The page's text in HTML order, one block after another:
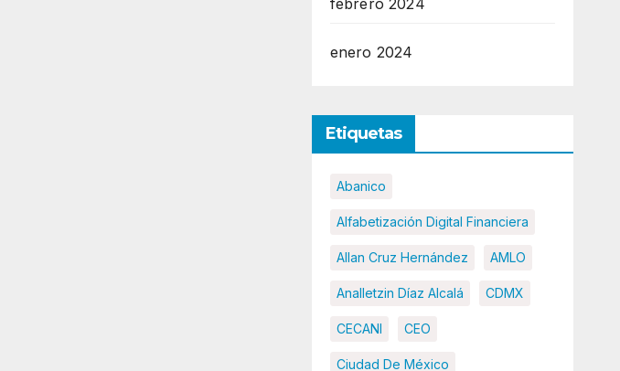
febrero 2024
enero 2024
Etiquetas
Abanico
Alfabetización Digital Financiera
Allan Cruz Hernández AMLO
Analletzin Díaz Alcalá CDMX
CECANI CEO
Ciudad De México